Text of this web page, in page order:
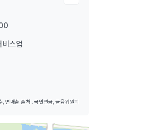
비스업
, 연매출 출처 : 국민연금, 금융위원회